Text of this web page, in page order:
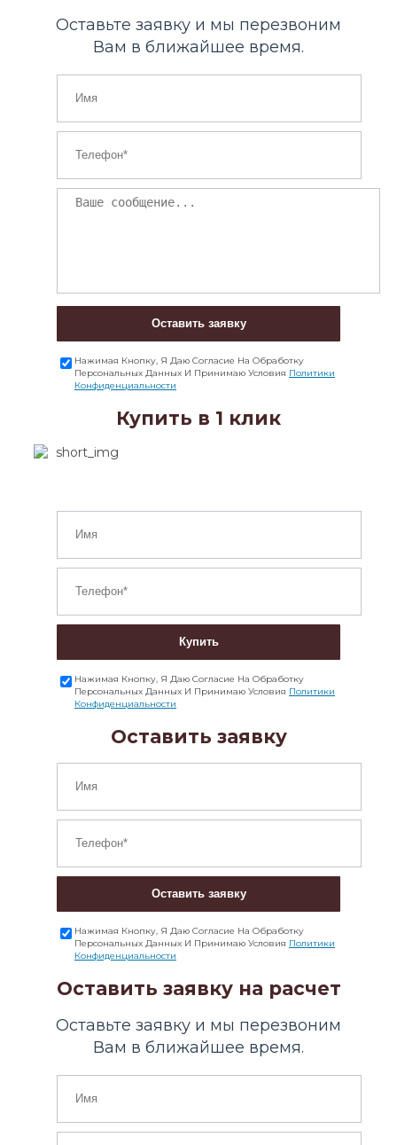
Оставьте заявку и мы перезвоним
Вам в ближайшее время.
Оставить заявку
Нажимая Кнопку, Я Даю Согласие На Обработку
Персональных Данных И Принимаю Условия Политики
Конфиденциальности
Купить в 1 клик
Купить
Нажимая Кнопку, Я Даю Согласие На Обработку
Персональных Данных И Принимаю Условия Политики
Конфиденциальности
Оставить заявку
Оставить заявку
Нажимая Кнопку, Я Даю Согласие На Обработку
Персональных Данных И Принимаю Условия Политики
Конфиденциальности
Оставить заявку на расчет
Оставьте заявку и мы перезвоним
Вам в ближайшее время.